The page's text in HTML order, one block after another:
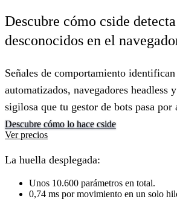
Descubre cómo cside
desconocidos en el
Señales de comportamiento identifican
automatizados, navegadores headless
sigilosa que tu gestor de bots pasa por
Descubre cómo lo hace cside
Ver precios
La huella desplegada:
Unos 10.600 parámetros en total.
0,74 ms por movimiento en un solo